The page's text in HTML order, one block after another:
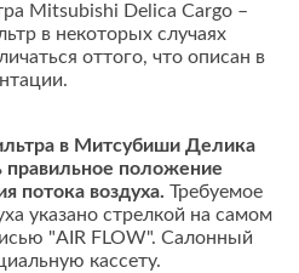
Mitsubishi Delica Cargo –
в некоторых случаях
оттого, что описан в
в Митсубиши Делика
правильное положение
потока воздуха. Требуемое
указано стрелкой на самом
"AIR FLOW". Салонный
кассету.